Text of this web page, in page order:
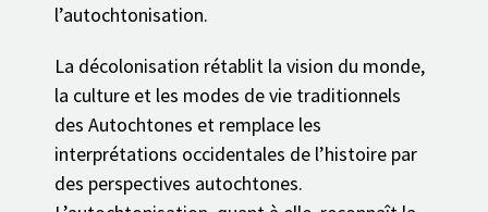
l’autochtonisation.
La décolonisation rétablit la vision du monde,
la culture et les modes de vie traditionnels
des Autochtones et remplace les
interprétations occidentales de l’histoire par
des perspectives autochtones.